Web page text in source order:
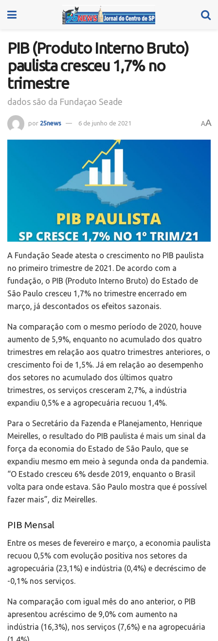
PIB (Produto Interno Bruto)
paulista cresceu 1,7% no
trimestre
dados são da Fundaçao Seade
por 25news 6 de junho de 2021 AA
A Fundação Seade atesta o crescimento no PIB paulista
no primeiro trimestre de 2021. De acordo com a
fundação, o PIB (Produto Interno Bruto) do Estado de
São Paulo cresceu 1,7% no trimestre encerrado em
março, já descontados os efeitos sazonais.
Na comparação com o mesmo período de 2020, houve
aumento de 5,9%, enquanto no acumulado dos quatro
trimestres em relação aos quatro trimestres anteriores, o
crescimento foi de 1,5%. Já em relação ao desempenho
dos setores no acumulado dos últimos quatro
trimestres, os serviços cresceram 2,7%, a indústria
expandiu 0,5% e a agropecuária recuou 1,4%.
Para o Secretário da Fazenda e Planejamento, Henrique
Meirelles, o resultado do PIB paulista é mais um sinal da
força da economia do Estado de São Paulo, que se
expandiu mesmo em meio à segunda onda da pandemia.
“O Estado cresceu 6% desde 2019, enquanto o Brasil
volta para onde estava. São Paulo mostra que é possível
fazer mais”, diz Meirelles.
PIB Mensal
Entre os meses de fevereiro e março, a economia paulista
recuou 0,5% com evolução positiva nos setores da
agropecuária (23,1%) e indústria (0,4%) e decréscimo de
-0,1% nos serviços.
Na comparação com igual mês do ano anterior, o PIB
apresentou acréscimo de 9,0% com aumento na
indústria (16,3%), nos serviços (7,6%) e na agropecuária